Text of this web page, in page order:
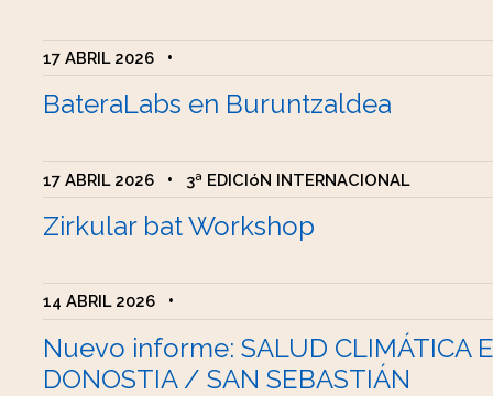
17 ABRIL 2026 •
BateraLabs en Buruntzaldea
17 ABRIL 2026 • 3ª EDICIóN INTERNACIONAL
Zirkular bat Workshop
14 ABRIL 2026 •
Nuevo informe: SALUD CLIMÁTICA
DONOSTIA / SAN SEBASTIÁN